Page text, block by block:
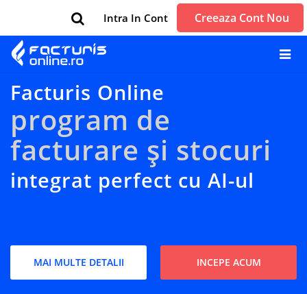
Intra In Cont Creeaza Cont Nou
Facturis Online
program de
facturare și stocuri
integrat perfect cu AI-ul
MAI MULTE DETALII INCEPE ACUM